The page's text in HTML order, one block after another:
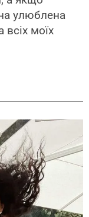
улюблена
моїх